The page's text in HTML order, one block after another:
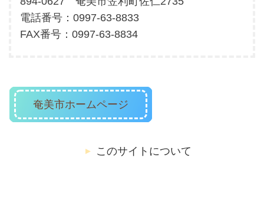
電話番号：0997-63-8833
FAX番号：0997-63-8834
奄美市ホームページ
このサイトについて